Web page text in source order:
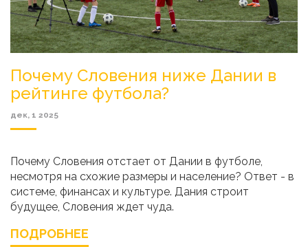
Почему Словения ниже Дании в
рейтинге футбола?
дек, 1 2025
Почему Словения отстает от Дании в футболе,
несмотря на схожие размеры и население? Ответ - в
системе, финансах и культуре. Дания строит
будущее, Словения ждет чуда.
ПОДРОБНЕЕ